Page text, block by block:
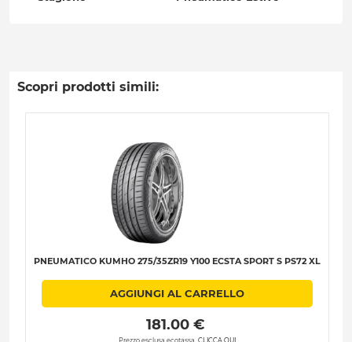
Scopri prodotti simili:
PNEUMATICO KUMHO 275/35ZR19 Y100 ECSTA SPORT S PS72 XL
AGGIUNGI AL CARRELLO
181.00 €
Prezzo esclusa ecotassa. CLICCA QUI